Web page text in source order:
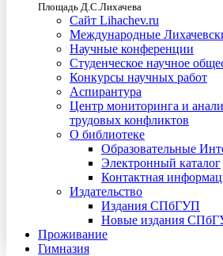
Площадь Д.С.Лихачева
Сайт Lihachev.ru
Международные
Научные конференции
Студенческое научное
Конкурсы научных работ
Аспирантура
Центр мониторинга и
трудовых конфликтов
О библиотеке
Образовательные
Электронный каталог
Контактная
Издательство
Издания СПбГУП
Новые издания
Проживание
Гимназия